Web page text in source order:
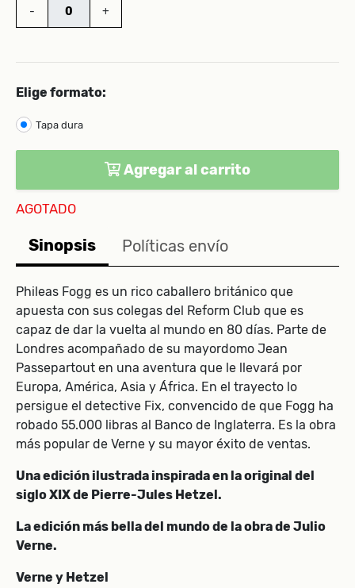
- +
Elige formato:
Tapa dura
Agregar al carrito
AGOTADO
Sinopsis Políticas envío
Phileas Fogg es un rico caballero británico que
apuesta con sus colegas del Reform Club que es
capaz de dar la vuelta al mundo en 80 días. Parte de
Londres acompañado de su mayordomo Jean
Passepartout en una aventura que le llevará por
Europa, América, Asia y África. En el trayecto lo
persigue el detective Fix, convencido de que Fogg ha
robado 55.000 libras al Banco de Inglaterra. Es la obra
más popular de Verne y su mayor éxito de ventas.
Una edición ilustrada inspirada en la original del
siglo XIX de Pierre-Jules Hetzel.
La edición más bella del mundo de la obra de Julio
Verne.
Verne y Hetzel